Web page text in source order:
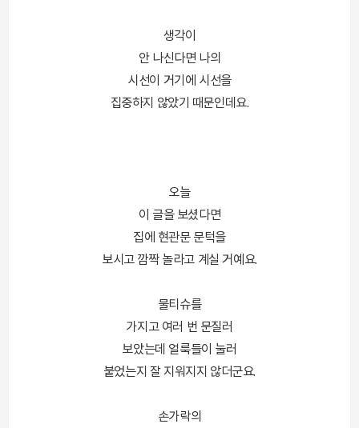
생각이
안 나신다면 나의
시선이 거기에 시선을
집중하지 않았기 때문인데요.
오늘
이 글을 보셨다면
집에 현관문 문턱을
보시고 깜짝 놀라고 계실 거예요.
물티슈를
가지고 여러 번 문질러
보았는데 얼룩들이 눌러
붙었는지 잘 지워지지 않더군요.
손가락의